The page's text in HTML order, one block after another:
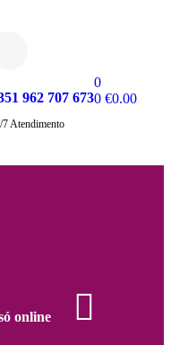
962 707 673
7 Atendimento
0
0 €0.00
online